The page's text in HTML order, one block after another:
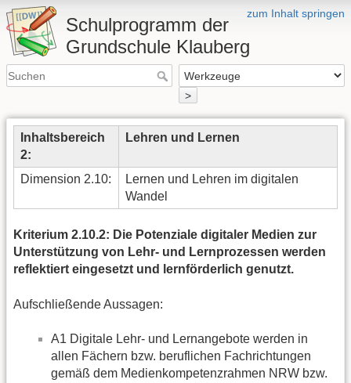
zum Inhalt springen
Schulprogramm der
Grundschule Klauberg
>
Inhaltsbereich
2:
Lehren und Lernen
Dimension 2.10:
Lernen und Lehren im digitalen
Wandel
Kriterium 2.10.2: Die Potenziale digitaler Medien zur
Unterstützung von Lehr- und Lernprozessen werden
reflektiert eingesetzt und lernförderlich genutzt.
Aufschließende Aussagen:
A1 Digitale Lehr- und Lernangebote werden in
allen Fächern bzw. beruflichen Fachrichtungen
gemäß dem Medienkompetenzrahmen NRW bzw.